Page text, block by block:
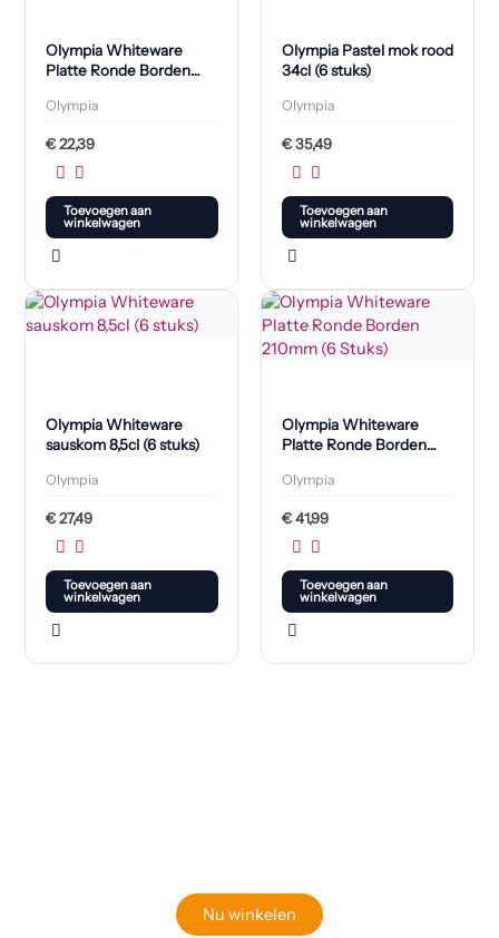
Olympia Whiteware
Platte Ronde Borden
Olympia
€22,39
Toevoegen aan
winkelwagen
Olympia Pastel mok rood
34cl (6 stuks)
Olympia
€35,49
Toevoegen aan
winkelwagen
Olympia Whiteware
sauskom 8,5cl (6 stuks)
Olympia
€27,49
Toevoegen aan
winkelwagen
Olympia Whiteware
Platte Ronde Borden
Olympia
€41,99
Toevoegen aan
winkelwagen
Nu winkelen